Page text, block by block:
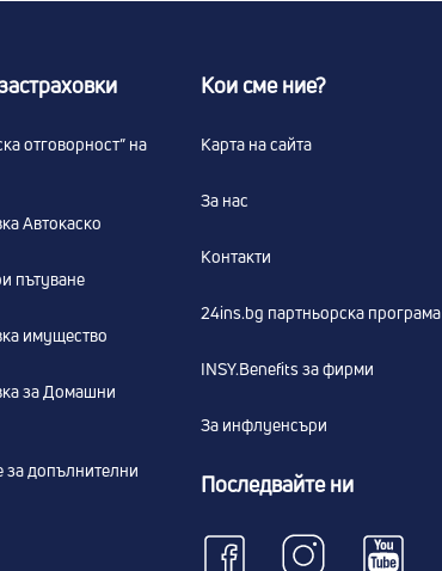
отговорност” на
Автокаско
пътуване
имущество
за Домашни
за допълнителни
Кои сме ние?
Карта на сайта
За нас
Контакти
24ins.bg партньорска програма
INSY.Benefits за фирми
За инфлуенсъри
Последвайте ни